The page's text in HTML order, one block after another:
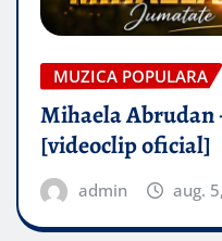
MUZICA POPULARA
Mihaela Abrudan
[videoclip oficial]
admin aug.